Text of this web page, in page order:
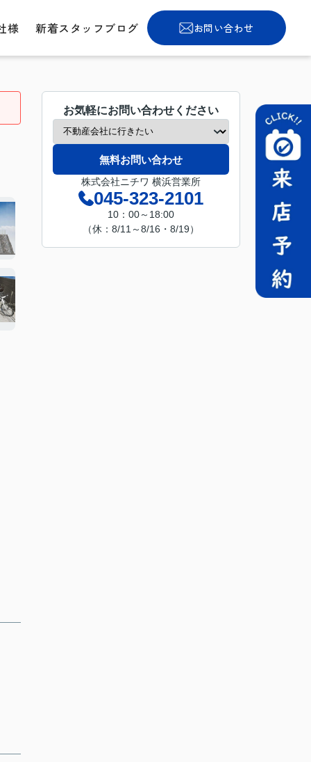
様 新着スタッフブログ お問い合わせ
お気軽にお問い合わせください
無料お問い合わせ
株式会社ニチワ 横浜営業所
045-323-2101
10：00～18:00
（休：8/11～8/16・8/19）